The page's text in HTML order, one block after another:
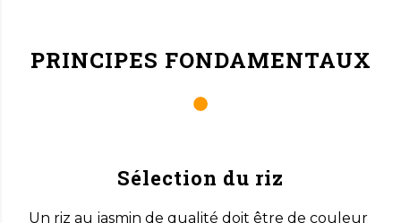
PRINCIPES FONDAMENTAUX
Sélection du riz
Un riz au jasmin de qualité doit être de couleur